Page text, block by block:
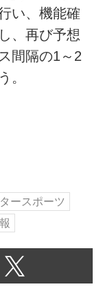
い、機能確
、再び予想
間隔の1～2
。
ースポーツ